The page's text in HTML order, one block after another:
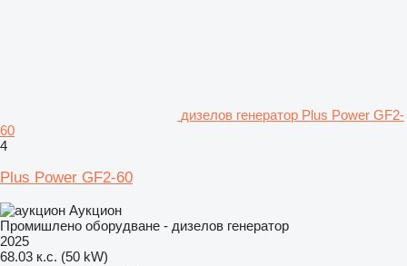
дизелов генератор Plus Power GF2-
60
4
Plus Power GF2-60
Аукцион
Промишлено оборудване - дизелов генератор
2025
68.03 к.с. (50 kW)